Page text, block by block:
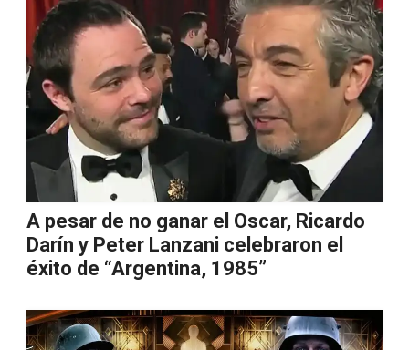
A pesar de no ganar el Oscar, Ricardo
Darín y Peter Lanzani celebraron el
éxito de “Argentina, 1985”